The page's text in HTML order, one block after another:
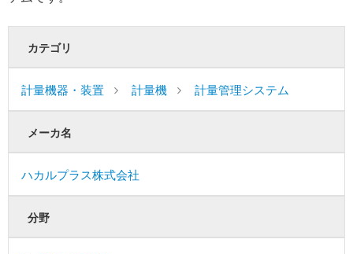
カテゴリ
計量機器・装置 計量機 計量管理システム
メーカ名
ハカルプラス株式会社
分野